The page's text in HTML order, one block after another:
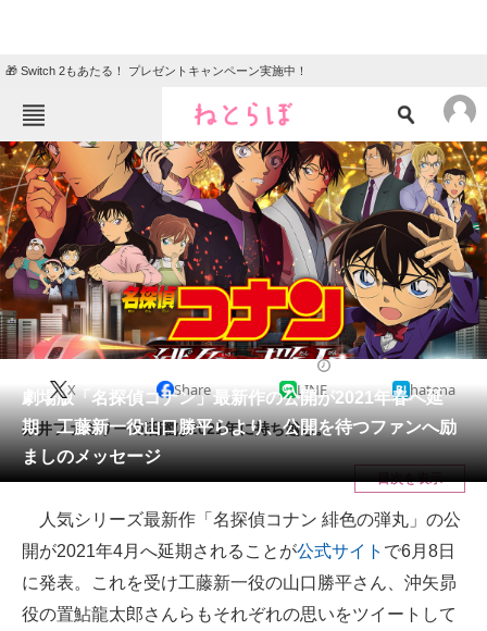
🎁 Switch 2もあたる！ プレゼントキャンペーン実施中！
ねとらぼメニュー
TOP ニュース
エンタメ クイズ
グルメ 地域
住まい 教育・育児
動物 リサーチ
会員記事
メディア
注目記事を集めた総合ページ
ITの今と未来を見通す
スマホと通信の最新トレンド
進化するPCとデバイスの未来
劇場版「名探偵コナン」最新作の公開が2021年春へ延
期 工藤新一役山口勝平らより、公開を待つファンへ励
ましのメッセージ
X Share LINE hatena
赤井ファミリーの活躍は2021年に持ち越し。
目次を表示
人気シリーズ最新作「名探偵コナン 緋色の弾丸」の公
開が2021年4月へ延期されることが公式サイト で6月8日
に発表。これを受け工藤新一役の山口勝平さん、沖矢昴
役の置鮎龍太郎さんらもそれぞれの思いをツイートして